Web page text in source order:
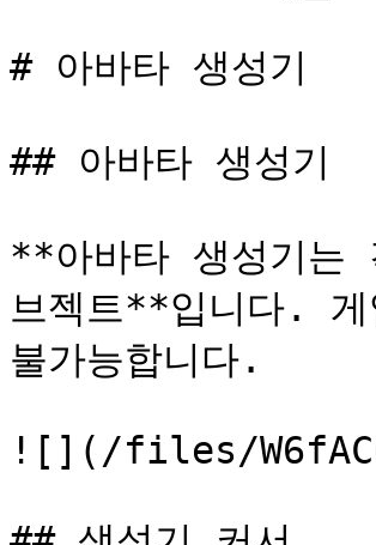
# 아바타 생성기
## 아바타 생성기
**아바타 생성기는
브젝트**입니다.
불가능합니다.
![](/files/